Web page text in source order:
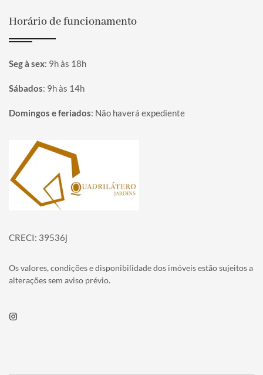
Horário de funcionamento
Seg à sex: 9h às 18h
Sábados: 9h às 14h
Domingos e feriados: Não haverá expediente
Página inicial
CRECI: 39536j
Os valores, condições e disponibilidade dos imóveis estão sujeitos a
alterações sem aviso prévio.
Instagram